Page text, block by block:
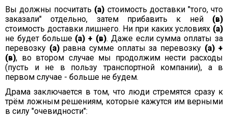
Вы должны посчитать (а) стоимость доставки "того, что
заказали" отдельно, затем прибавить к ней (в)
стоимость доставки лишнего. Ни при каких условиях (а)
не будет больше (а) + (в). Даже если сумма оплаты за
перевозку (а)равна сумме оплаты за перевозку (а) +
(в), во втором случае мы продолжим нести расходы
(пусть и не в пользу транспортной компании), а в
первом случае - больше не будем.
Драма заключается в том, что люди стремятся сразу к
трём ложным решениям, которые кажутся им верными
в силу "очевидности":